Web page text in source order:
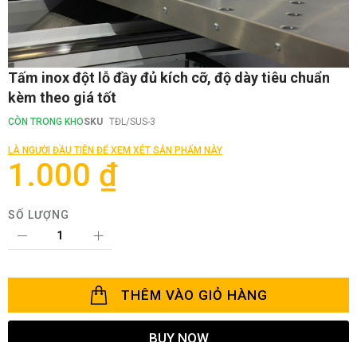
Chuyển
đến
phần
đầu
của
thư
viện
hình
Tấm inox đột lỗ đầy đủ kích cỡ, độ dày tiêu chuẩn
kèm theo giá tốt
CÒN TRONG KHOSKU TĐL/SUS-3
LÀ NGƯỜI ĐẦU TIÊN ĐỂ XEM XÉT SẢN PHẨM NÀY
1.000 ₫
SỐ LƯỢNG
THÊM VÀO GIỎ HÀNG
BUY NOW